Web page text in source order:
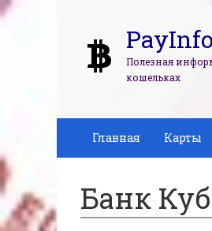
PayInfo
Полезная
кошельках
Главная Карты
Банк